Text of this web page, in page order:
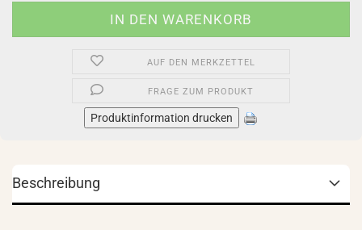
AUF DEN MERKZETTEL
FRAGE ZUM PRODUKT
Produktinformation drucken
Beschreibung